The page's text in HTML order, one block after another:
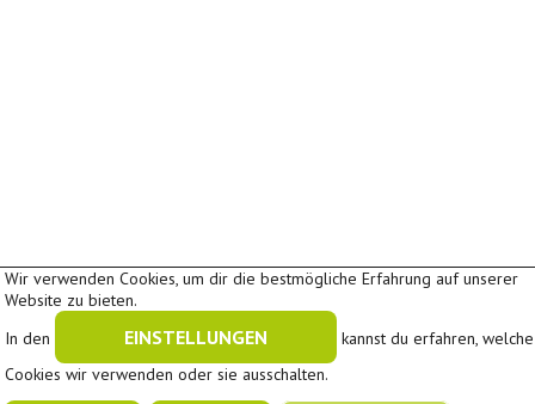
Schriftgröße: A | A | A
In Kooperation mit
Wir verwenden Cookies, um dir die bestmögliche Erfahrung auf unserer
Website zu bieten.
In den
EINSTELLUNGEN
kannst du erfahren, welche
Cookies wir verwenden oder sie ausschalten.